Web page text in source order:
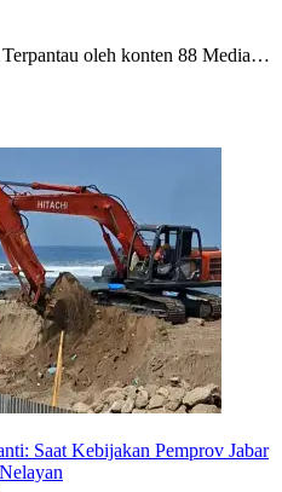
oleh konten 88 Media…
Saat Kebijakan Pemprov Jabar